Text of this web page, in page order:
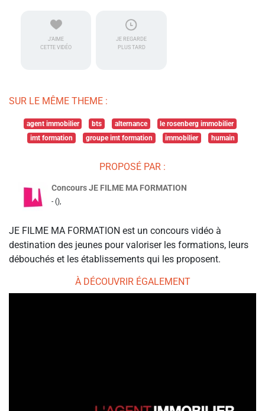
J'AIME
CETTE VIDÉO
JE REGARDE
PLUS TARD
SUR LE MÊME THEME :
agent immobilier bts alternance
le rosenberg immobilier
imt formation
groupe imt formation immobilier humain
PROPOSÉ PAR :
Concours JE FILME MA FORMATION
- (),
JE FILME MA FORMATION est un concours vidéo à
destination des jeunes pour valoriser les formations, leurs
débouchés et les établissements qui les proposent.
À DÉCOUVRIR ÉGALEMENT